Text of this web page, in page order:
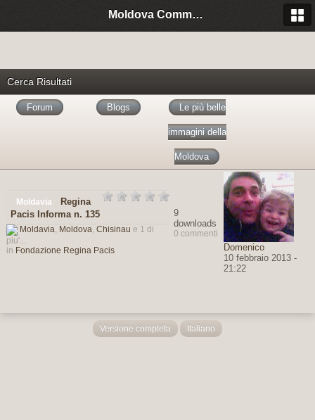
Moldova Community Italia
Cerca Risultati
Forum Blogs Le più belle
immagini della
Moldova
Moldavia
Regina
Pacis Informa n. 135
Moldavia Moldova Chisinau e 1 di
piu'...
in Fondazione Regina Pacis
9
downloads
0 commenti
Domenico
10 febbraio 2013 -
21:22
Versione completa Italiano